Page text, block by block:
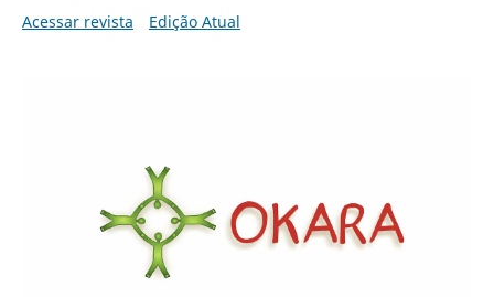
Acessar revista
Edição Atual